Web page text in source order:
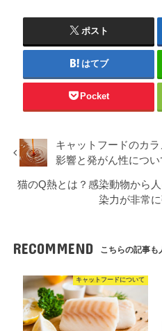
ポスト
はてブ
Pocket
キャットフードのカ
影響と発がん性につ
猫のQ熱とは？感染動物から
染力が非常
RECOMMEND こちらの記事も
キャットフードについて